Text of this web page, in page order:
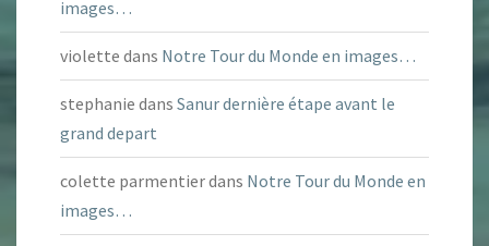
images…
violette dans Notre Tour du Monde en images…
stephanie dans Sanur dernière étape avant le
grand depart
colette parmentierdans Notre Tour du Monde en
images…